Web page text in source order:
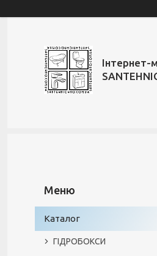
Інтернет-
Каталог
ГІДРОБОКСИ